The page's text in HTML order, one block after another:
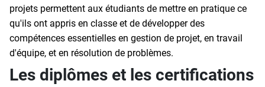
projets permettent aux étudiants de mettre en pratique ce
qu'ils ont appris en classe et de développer des
compétences essentielles en gestion de projet, en travail
d'équipe, et en résolution de problèmes.
Les diplômes et les certifications